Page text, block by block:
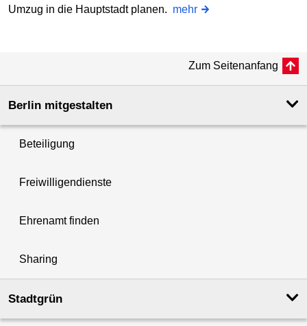
Umzug in die Hauptstadt planen. mehr
Zum Seitenanfang
Berlin mitgestalten
Beteiligung
Freiwilligendienste
Ehrenamt finden
Sharing
Stadtgrün